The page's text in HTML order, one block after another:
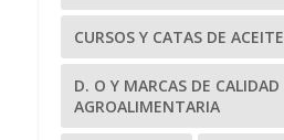
CURSOS Y CATAS DE ACEITE
D. O Y MARCAS DE CALIDAD
AGROALIMENTARIA